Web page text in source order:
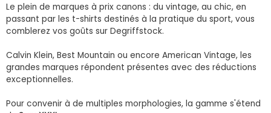
Le plein de marques à prix canons : du vintage, au chic, en
passant par les t-shirts destinés à la pratique du sport, vous
comblerez vos goûts sur Degriffstock.
Calvin Klein, Best Mountain ou encore American Vintage, les
grandes marques répondent présentes avec des réductions
exceptionnelles.
Pour convenir à de multiples morphologies, la gamme s'étend